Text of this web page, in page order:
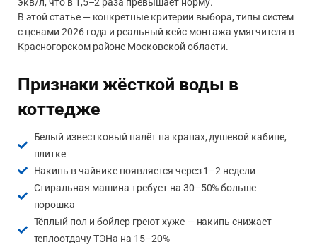
экв/л, что в 1,5–2 раза превышает норму.
В этой статье — конкретные критерии выбора, типы систем
с ценами 2026 года и реальный кейс монтажа умягчителя в
Красногорском районе Московской области.
Признаки жёсткой воды в
коттедже
Белый известковый налёт на кранах, душевой кабине,
плитке
Накипь в чайнике появляется через 1–2 недели
Стиральная машина требует на 30–50% больше
порошка
Тёплый пол и бойлер греют хуже — накипь снижает
теплоотдачу ТЭНа на 15–20%